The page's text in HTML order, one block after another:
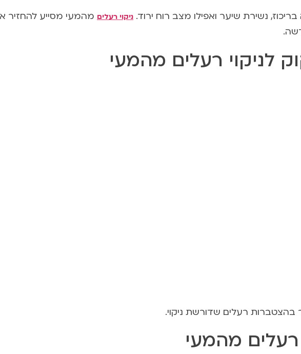
נשירת שיער ואפילו מצב רוח ירוד. ניקוי רעלים מהמעי מסייע להחזיר
לניקוי רעלים מהמעי
רעלים שדורשת ניקוי.
רעלים מהמעי